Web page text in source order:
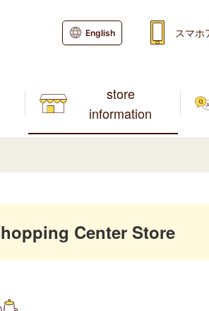
store
information
English スマホ
Center Store